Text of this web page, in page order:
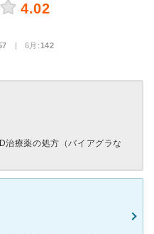
4.02
| 6月:142
治療薬の処方（バイアグラな